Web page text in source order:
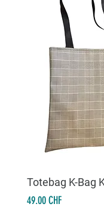
Totebag K-Bag
Prix
49.00 CHF